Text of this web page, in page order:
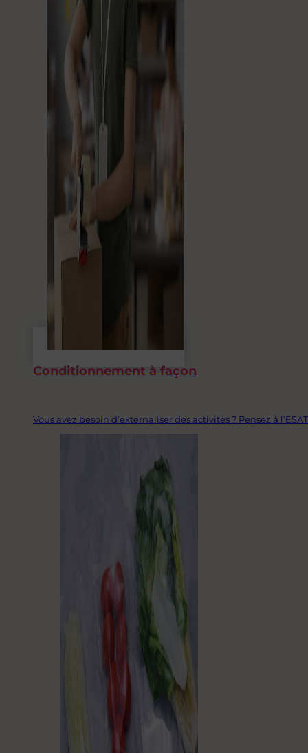
Conditionnement à façon
Vous avez besoin d’externaliser des activités ? Pensez à